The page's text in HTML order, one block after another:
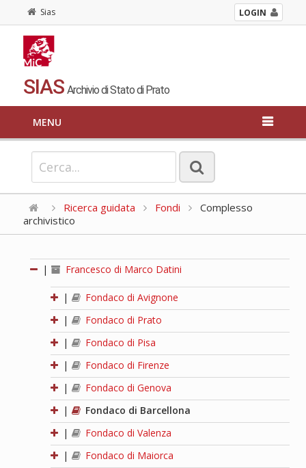
Sias LOGIN
SIAS Archivio di Stato di Prato
MENU
Ricerca guidata Fondi
Complesso
archivistico
| Francesco di Marco Datini
|
Fondaco di Avignone
|
Fondaco di Prato
|
Fondaco di Pisa
|
Fondaco di Firenze
|
Fondaco di Genova
|
Fondaco di Barcellona
|
Fondaco di Valenza
|
Fondaco di Maiorca